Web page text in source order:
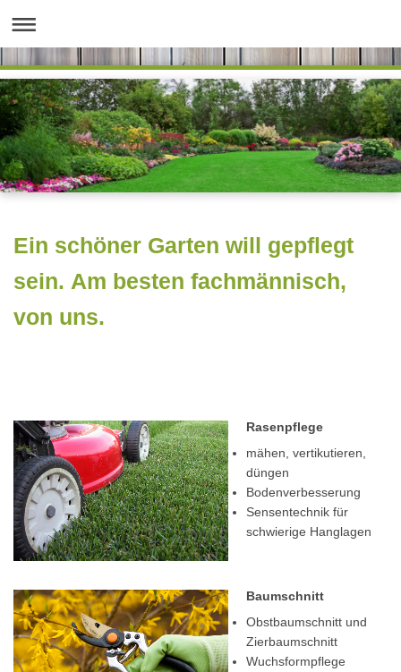
Ein schöner Garten will gepflegt
sein. Am besten fachmännisch,
von uns.
Rasenpflege
mähen, vertikutieren,
düngen
Bodenverbesserung
Sensentechnik für
schwierige Hanglagen
Baumschnitt
Obstbaumschnitt und
Zierbaumschnitt
Wuchsformpflege